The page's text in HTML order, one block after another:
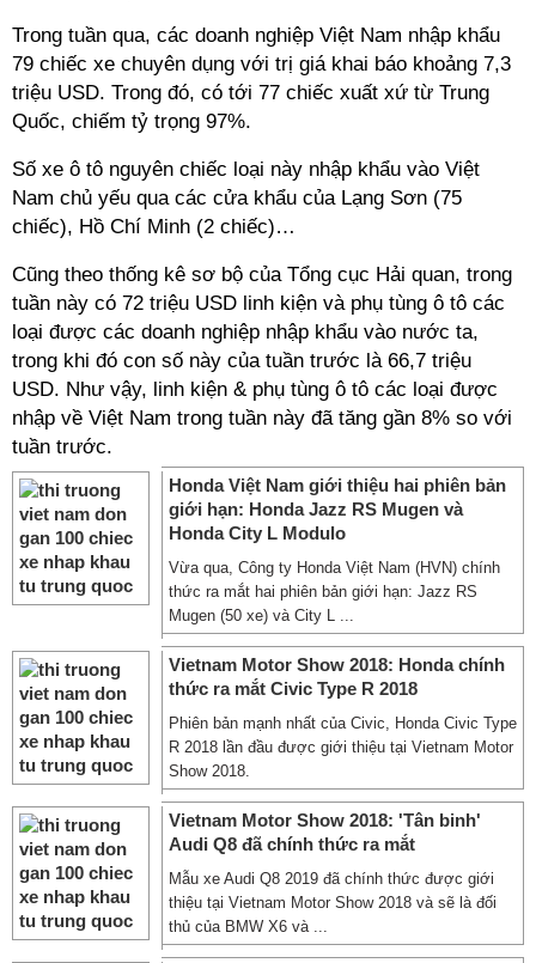
Trong tuần qua, các doanh nghiệp Việt Nam nhập khẩu
79 chiếc xe chuyên dụng với trị giá khai báo khoảng 7,3
triệu USD. Trong đó, có tới 77 chiếc xuất xứ từ Trung
Quốc, chiếm tỷ trọng 97%.
Số xe ô tô nguyên chiếc loại này nhập khẩu vào Việt
Nam chủ yếu qua các cửa khẩu của Lạng Sơn (75
chiếc), Hồ Chí Minh (2 chiếc)…
Cũng theo thống kê sơ bộ của Tổng cục Hải quan, trong
tuần này có 72 triệu USD linh kiện và phụ tùng ô tô các
loại được các doanh nghiệp nhập khẩu vào nước ta,
trong khi đó con số này của tuần trước là 66,7 triệu
USD. Như vậy, linh kiện & phụ tùng ô tô các loại được
nhập về Việt Nam trong tuần này đã tăng gần 8% so với
tuần trước.
Honda Việt Nam giới thiệu hai phiên bản
giới hạn: Honda Jazz RS Mugen và
Honda City L Modulo
Vừa qua, Công ty Honda Việt Nam (HVN) chính
thức ra mắt hai phiên bản giới hạn: Jazz RS
Mugen (50 xe) và City L ...
Vietnam Motor Show 2018: Honda chính
thức ra mắt Civic Type R 2018
Phiên bản mạnh nhất của Civic, Honda Civic Type
R 2018 lần đầu được giới thiệu tại Vietnam Motor
Show 2018.
Vietnam Motor Show 2018: 'Tân binh'
Audi Q8 đã chính thức ra mắt
Mẫu xe Audi Q8 2019 đã chính thức được giới
thiệu tại Vietnam Motor Show 2018 và sẽ là đối
thủ của BMW X6 và ...